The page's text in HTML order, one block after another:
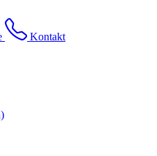
Kontakt